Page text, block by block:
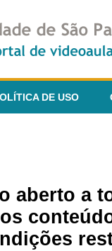
DE USO
aberto a